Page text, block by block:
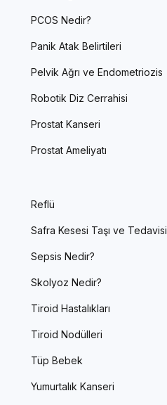
PCOS Nedir?
Panik Atak Belirtileri
Pelvik Ağrı ve Endometriozis
Robotik Diz Cerrahisi
Prostat Kanseri
Prostat Ameliyatı
Reflü
Safra Kesesi Taşı ve Tedavisi
Sepsis Nedir?
Skolyoz Nedir?
Tiroid Hastalıkları
Tiroid Nodülleri
Tüp Bebek
Yumurtalık Kanseri